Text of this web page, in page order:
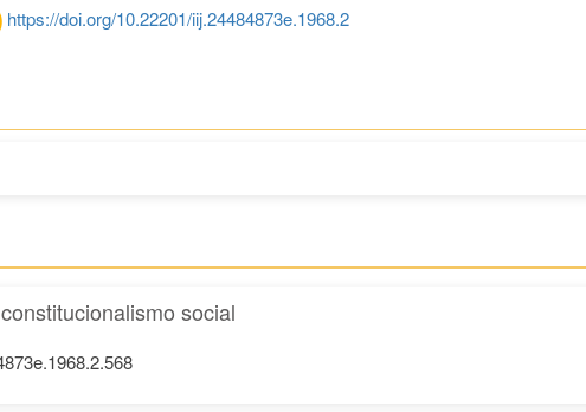
https://doi.org/10.22201/iij.24484873e.1968.2
social